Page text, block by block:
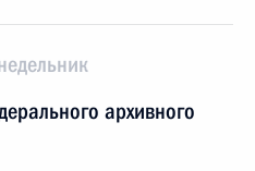
архивного